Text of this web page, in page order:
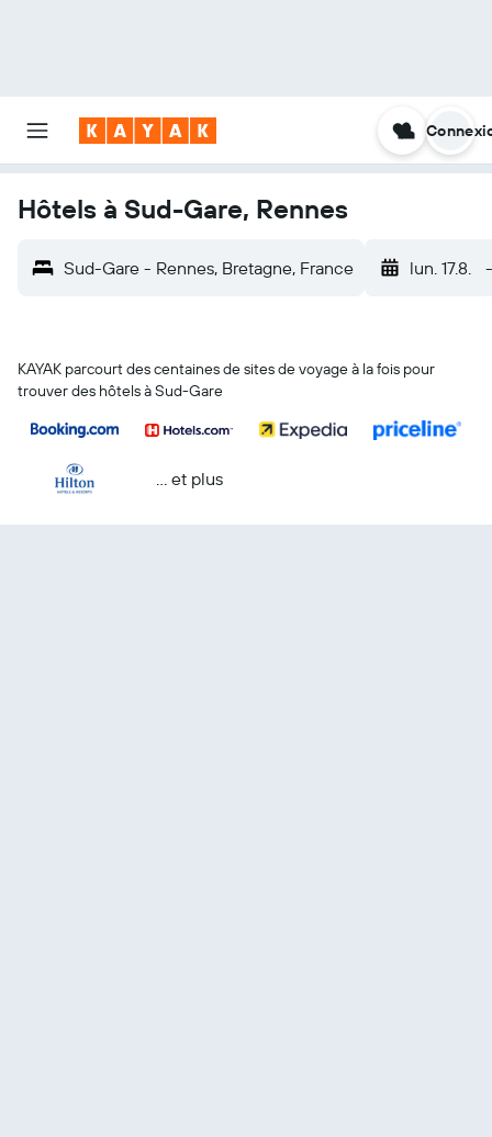
Hôtels à Sud-Gare, Rennes
Sud-Gare - Rennes, Bretagne, France lun. 17.8. -
KAYAK parcourt des centaines de sites de voyage à la fois pour
trouver des hôtels à Sud-Gare
… et plus